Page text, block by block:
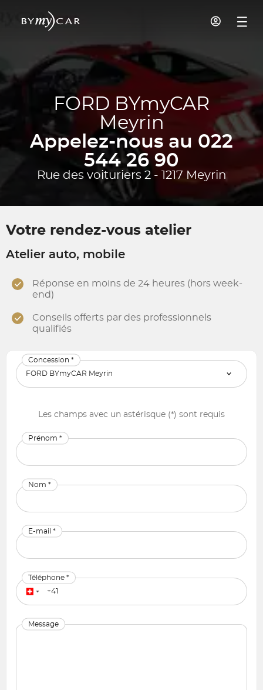
FORD BYmyCAR
Meyrin
Appelez-nous au 022
544 26 90
Rue des voituriers 2 - 1217 Meyrin
Votre rendez-vous atelier
Atelier auto, mobile
Réponse en moins de 24 heures (hors week-
end)
Conseils offerts par des professionnels
qualifiés
Concession *
Les champs avec un astérisque (*) sont requis
Prénom *
Nom *
E-mail *
Téléphone *
Message